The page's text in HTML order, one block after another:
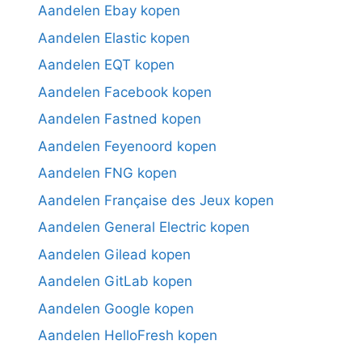
Aandelen Ebay kopen
Aandelen Elastic kopen
Aandelen EQT kopen
Aandelen Facebook kopen
Aandelen Fastned kopen
Aandelen Feyenoord kopen
Aandelen FNG kopen
Aandelen Française des Jeux kopen
Aandelen General Electric kopen
Aandelen Gilead kopen
Aandelen GitLab kopen
Aandelen Google kopen
Aandelen HelloFresh kopen